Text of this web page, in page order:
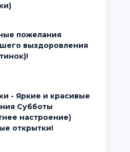
выздоровления
Субботы
настроение)
открытки!